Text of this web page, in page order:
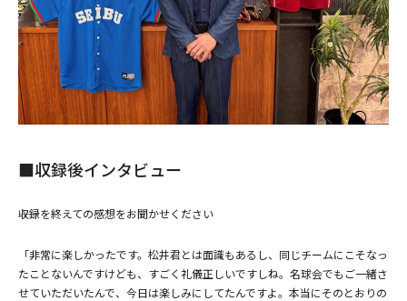
■収録後インタビュー
――収録を終えての感想をお聞かせください
「非常に楽しかったです。松井君とは面識もあるし、同じチームにこそなっ
たことないんですけども、すごく礼儀正しいですしね。名球会でもご一緒さ
せていただいたんで、今日は楽しみにしてたんですよ。本当にそのとおりの